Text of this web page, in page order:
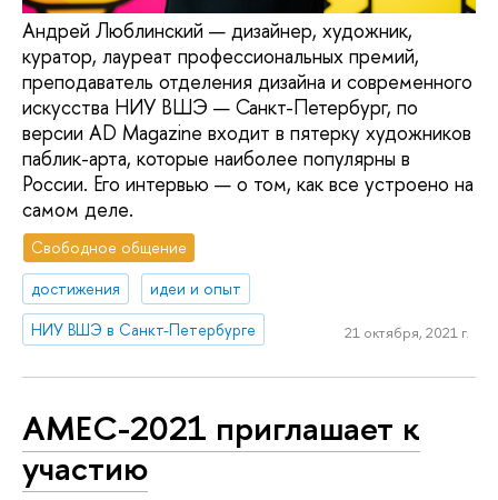
Андрей Люблинский — дизайнер, художник,
куратор, лауреат профессиональных премий,
преподаватель отделения дизайна и современного
искусства НИУ ВШЭ — Санкт-Петербург, по
версии AD Magazine входит в пятерку художников
паблик-арта, которые наиболее популярны в
России. Его интервью — о том, как все устроено на
самом деле.
Свободное общение
достижения
идеи и опыт
НИУ ВШЭ в Санкт-Петербурге
21 октября, 2021 г.
AMEC-2021 приглашает к
участию